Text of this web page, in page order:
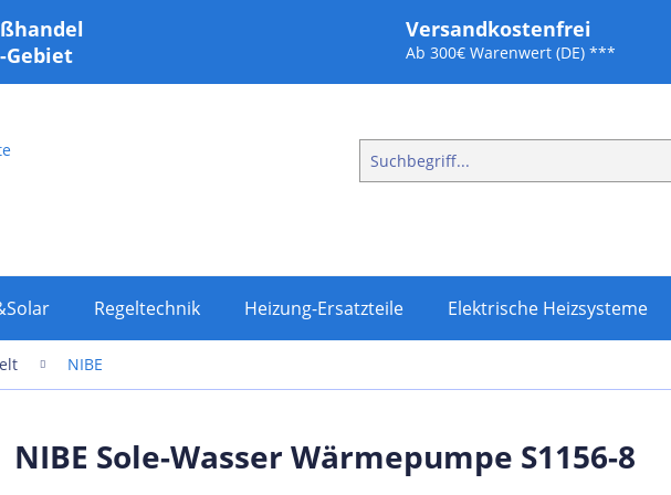
Gebiet
Versandkostenfrei
Ab 300€ Warenwert (DE) ***
Regeltechnik Heizung-Ersatzteile Elektrische Heizsysteme
NIBE
NIBE Sole-Wasser Wärmepumpe S1156-8